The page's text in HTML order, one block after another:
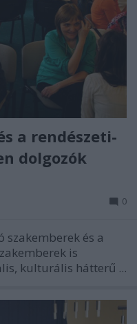
a rendészeti-
dolgozók
0
és a
is
kulturális hátterű ...